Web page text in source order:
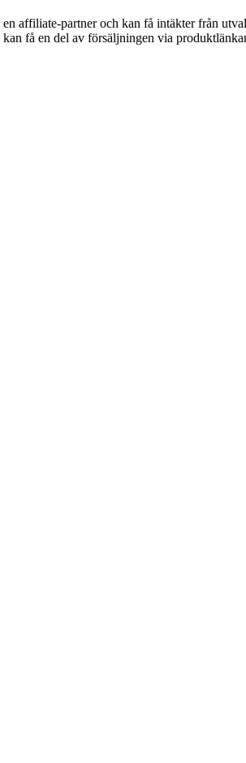
affiliate-partner och kan få intäkter från
få en del av försäljningen via